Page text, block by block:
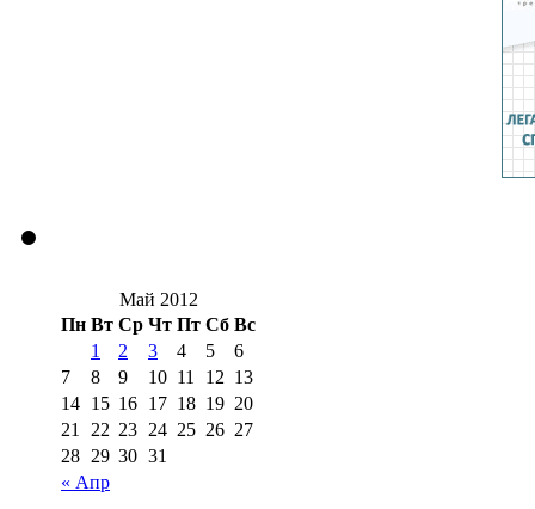
Май 2012
Пн Вт Ср Чт Пт Сб Вс
« Апр
1 2 3 4 5
6
7
8 9 10 11 12 13
14 15 16 17 18 19 20
21
22 23 24 25 26 27
28 29 30 31